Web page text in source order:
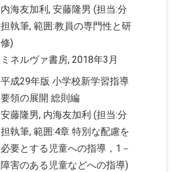
内海友加利, 安藤隆男 (担当:分
担執筆, 範囲:教員の専門性と研
修)
ミネルヴァ書房, 2018年3月
平成29年版 小学校新学習指導
要領の展開 総則編
安藤隆男, 内海友加利 (担当:分
担執筆, 範囲:4章 特別な配慮を
必要とする児童への指導，1－
障害のある児童などへの指導)